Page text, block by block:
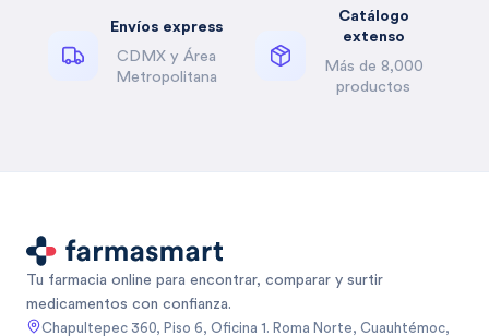
Envíos express
CDMX y Área
Metropolitana
Catálogo
extenso
Más de 8,000
productos
Tu farmacia online para encontrar, comparar y surtir
medicamentos con confianza.
Chapultepec 360, Piso 6, Oficina 1. Roma Norte, Cuauhtémoc,